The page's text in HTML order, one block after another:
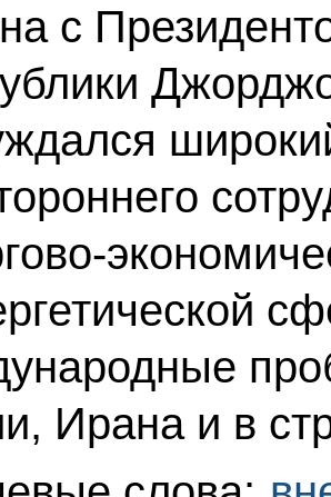
с
Ирана и в